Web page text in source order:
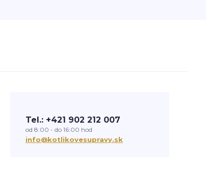
Tel.: +421 902 212 007
od 8:00 - do 16:00 hod
info@kotlikovesupravy.sk